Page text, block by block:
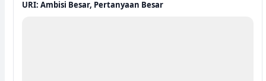
URI: Ambisi Besar, Pertanyaan Besar